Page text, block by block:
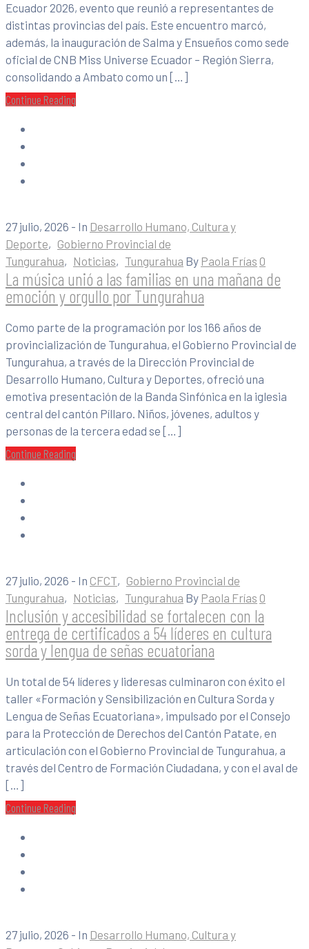
Ecuador 2026, evento que reunió a representantes de
distintas provincias del país. Este encuentro marcó,
además, la inauguración de Salma y Ensueños como sede
oficial de CNB Miss Universe Ecuador – Región Sierra,
consolidando a Ambato como un […]
Continue Reading
27 julio, 2026 - In Desarrollo Humano, Cultura y
Deporte‚ Gobierno Provincial de
Tungurahua‚ Noticias‚ Tungurahua By Paola Frías 0
La música unió a las familias en una mañana de
emoción y orgullo por Tungurahua
Como parte de la programación por los 166 años de
provincialización de Tungurahua, el Gobierno Provincial de
Tungurahua, a través de la Dirección Provincial de
Desarrollo Humano, Cultura y Deportes, ofreció una
emotiva presentación de la Banda Sinfónica en la iglesia
central del cantón Píllaro. Niños, jóvenes, adultos y
personas de la tercera edad se […]
Continue Reading
27 julio, 2026 - In CFCT‚ Gobierno Provincial de
Tungurahua‚ Noticias‚ Tungurahua By Paola Frías 0
Inclusión y accesibilidad se fortalecen con la
entrega de certificados a 54 líderes en cultura
sorda y lengua de señas ecuatoriana
Un total de 54 líderes y lideresas culminaron con éxito el
taller «Formación y Sensibilización en Cultura Sorda y
Lengua de Señas Ecuatoriana», impulsado por el Consejo
para la Protección de Derechos del Cantón Patate, en
articulación con el Gobierno Provincial de Tungurahua, a
través del Centro de Formación Ciudadana, y con el aval de
[…]
Continue Reading
27 julio, 2026 - In Desarrollo Humano, Cultura y